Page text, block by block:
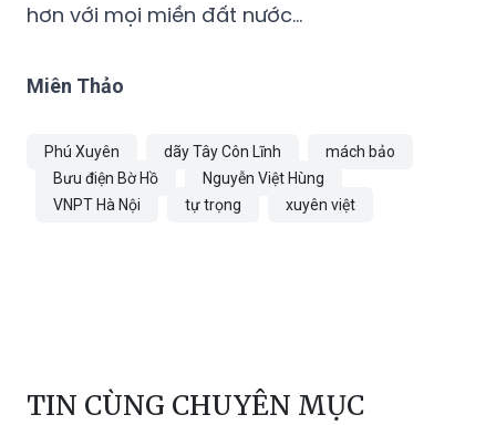
hơn với mọi miền đất nước…
Miên Thảo
Phú Xuyên dãy Tây Côn Lĩnh
mách bảo
Bưu điện Bờ Hồ
Nguyễn Việt Hùng
VNPT Hà Nội
tự trọng xuyên việt
TIN CÙNG CHUYÊN MỤC